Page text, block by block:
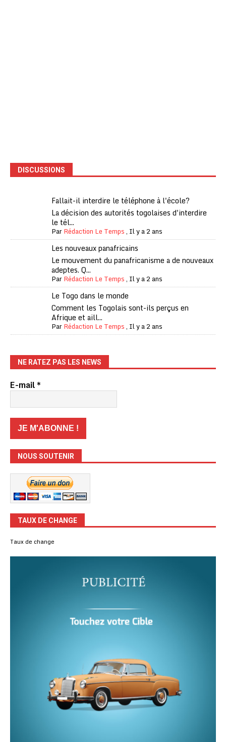
DISCUSSIONS
Fallait-il interdire le téléphone à l'école?
La décision des autorités togolaises d'interdire
le tél...
ParRédaction Le Temps, Il y a 2 ans
Les nouveaux panafricains
Le mouvement du panafricanisme a de nouveaux
adeptes. Q...
ParRédaction Le Temps, Il y a 2 ans
Le Togo dans le monde
Comment les Togolais sont-ils perçus en
Afrique et aill...
ParRédaction Le Temps, Il y a 2 ans
NE RATEZ PAS LES NEWS
E-mail*
NOUS SOUTENIR
TAUX DE CHANGE
Taux de change